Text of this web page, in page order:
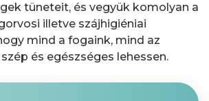
tüneteit, és vegyük komolyan a
illetve szájhigiéniai
mind a fogaink, mind az
és egészséges lehessen.